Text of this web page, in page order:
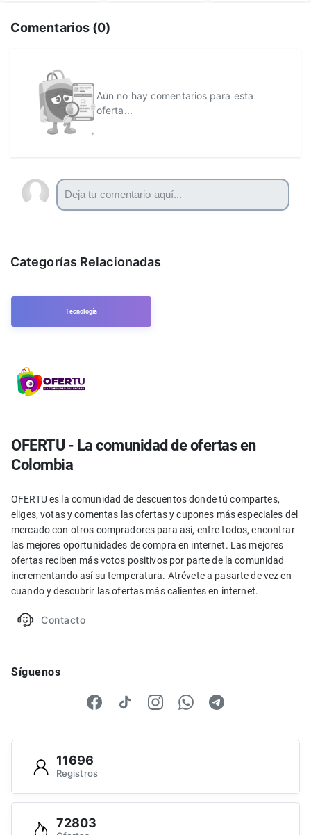
Comentarios (0)
Aún no hay comentarios para esta
oferta...
Categorías Relacionadas
Tecnología
OFERTU - La comunidad de ofertas en
Colombia
OFERTU es la comunidad de descuentos donde tú compartes,
eliges, votas y comentas las ofertas y cupones más especiales del
mercado con otros compradores para así, entre todos, encontrar
las mejores oportunidades de compra en internet. Las mejores
ofertas reciben más votos positivos por parte de la comunidad
incrementando así su temperatura. Atrévete a pasarte de vez en
cuando y descubrir las ofertas más calientes en internet.
Contacto
Síguenos
11696
Registros
72803